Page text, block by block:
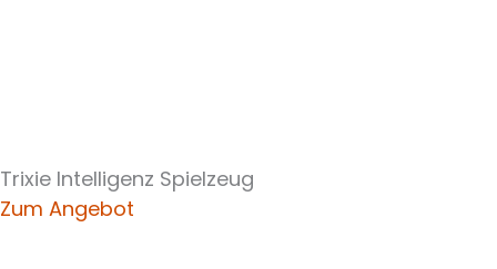
Trixie Intelligenz Spielzeug
Zum Angebot